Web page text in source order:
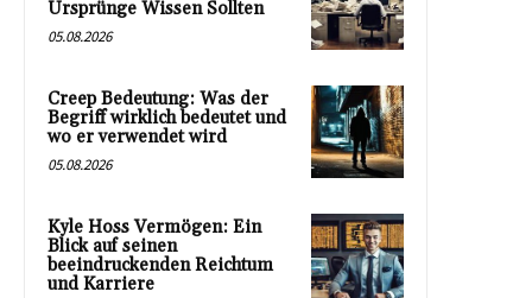
Ursprünge Wissen Sollten
05.08.2026
Creep Bedeutung: Was der
Begriff wirklich bedeutet und
wo er verwendet wird
05.08.2026
Kyle Hoss Vermögen: Ein
Blick auf seinen
beeindruckenden Reichtum
und Karriere